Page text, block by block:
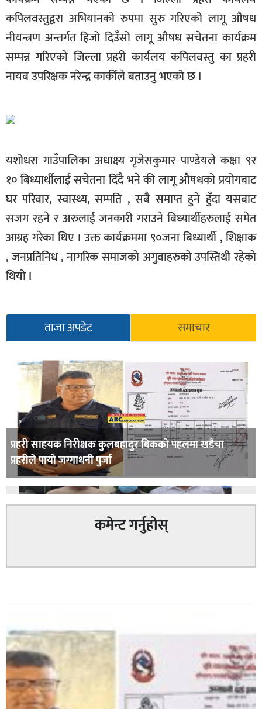
खेलकुद
बिश्व
अचम्म
दुनिया
जीवनशैली
साहित्य
सूचना-
प्रवधि
कपिलवस्तुद्वरा अभियानको रुपमा सुरु गरिएको लागू औषध
नीयन्त्रण अन्तर्गत हिजो दिउँसो लागू औषध सचेतना कार्यक्रम
सम्पन्न गरिएको जिल्ला प्रहरी कार्यलय कपिलवस्तु का प्रहरी
नायब उपरिक्षक नरेन्द्र कार्कीले बताउनु भएको छ I
यशोधरा गाउँपालिका अधाक्ष्य गृजेसकुमार पाण्डेयले कक्षा ९र
१० बिध्यार्थीलाई सचेतना दिँदै भने की लागू औषधको प्रयोगबाट
घर परिवार, स्वास्थ्य, सम्पति , सबै समाप्त हुने हुँदा यसबाट
सजग रहने र अरुलाई जनकारी गराउने बिध्यार्थीहरुलाई समेत
आग्रह गरेका थिए I उक्त कार्यक्रममा ९०जना बिध्यार्थी , शिक्षाक
, जनप्रतिनिध , नागरिक समाजको अगुवाहरुको उपस्तिथी रहेको
थियो I
ताजा अपडेट समाचार
प्रहरी साहयक निरीक्षक कुलबहादुर बिककाे पहलमा खडैचा
प्रहरीले पायाे जग्गाधनी पुर्जा
कमेन्ट गर्नुहोस्